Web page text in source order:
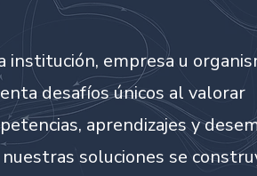
institución, empresa u
desafíos únicos al valorar
aprendizajes y
nuestras soluciones se